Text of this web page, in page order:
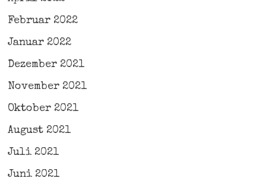
Februar 2022
Januar 2022
Dezember 2021
November 2021
Oktober 2021
August 2021
Juli 2021
Juni 2021